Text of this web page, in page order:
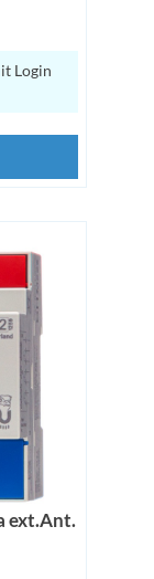
Login
ext.Ant.